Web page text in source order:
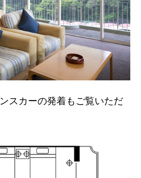
スカーの発着もご覧いただ